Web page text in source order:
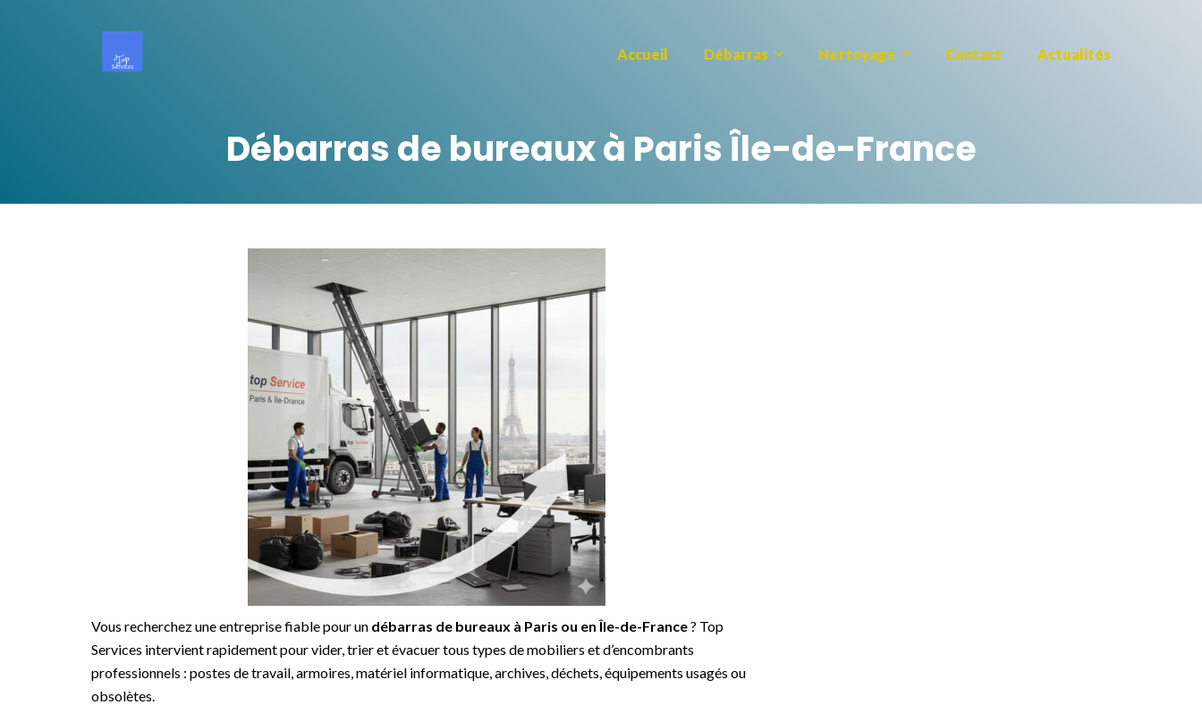
Accueil Débarras Nettoyage Contact Actualités
Débarras de bureaux à Paris Île-de-France
Vous recherchez une entreprise fiable pour un débarras de bureaux à Paris ou en Île-de-France? Top
Services intervient rapidement pour vider, trier et évacuer tous types de mobiliers et d’encombrants
professionnels : postes de travail, armoires, matériel informatique, archives, déchets, équipements usagés ou
obsolètes.